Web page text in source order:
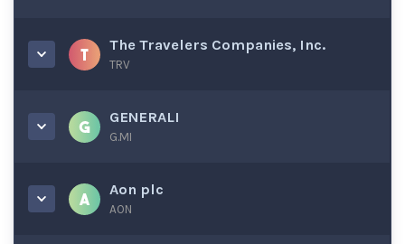
The Travelers Companies, Inc.
TRV
GENERALI
G.MI
Aon plc
AON